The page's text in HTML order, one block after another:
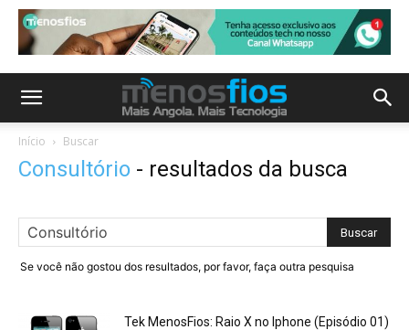
Início Buscar
Consultório - resultados da busca
Se você não gostou dos resultados, por favor, faça outra pesquisa
Tek MenosFios: Raio X no Iphone (Episódio 01)